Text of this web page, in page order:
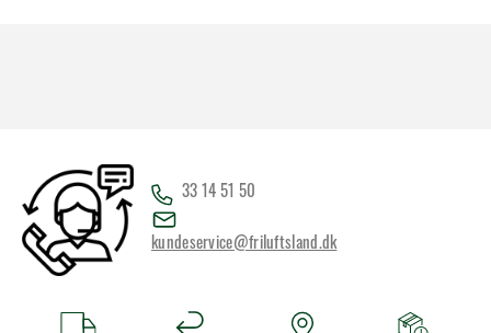
33 14 51 50
kundeservice@friluftsland.dk